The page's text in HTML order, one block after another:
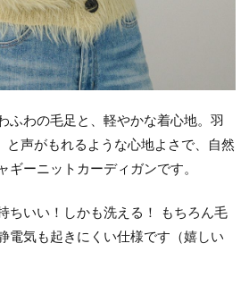
ふわの毛足と、軽やかな着心地。羽
声がもれるような心地よさで、自然
ギーニットカーディガンです。
ちいい！しかも洗える！ もちろん毛
電気も起きにくい仕様です（嬉しい